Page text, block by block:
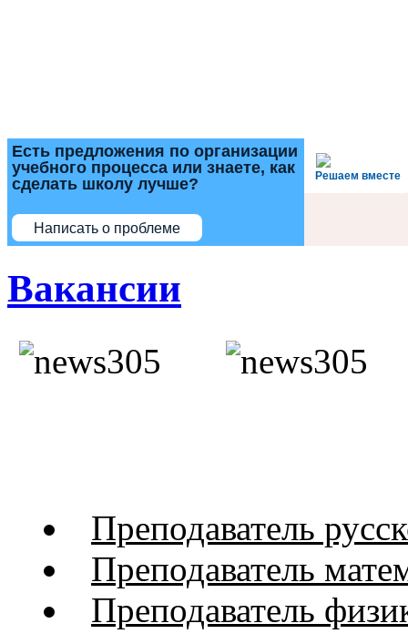
Решаем вместе
Есть предложения по организации
учебного процесса или знаете, как
сделать школу лучше?
Написать о проблеме
Вакансии
Преподаватель
Преподаватель
Преподаватель